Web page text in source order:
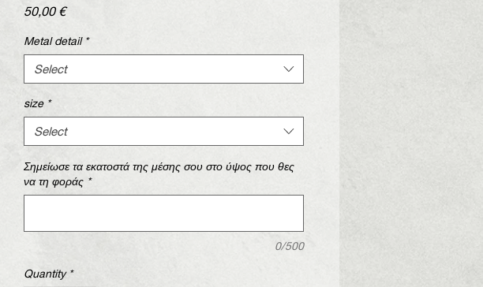
50,00 €Price
Metal detail *
Select
size *
Select
Σημείωσε τα εκατοστά της μέσης σου στο ύψος που θες
να τη φοράς *
0/500
Quantity *